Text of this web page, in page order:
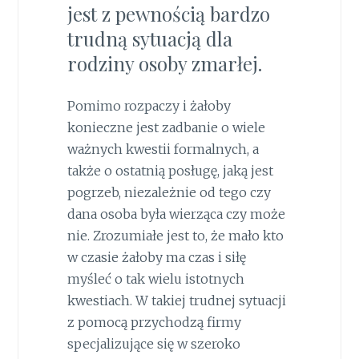
jest z pewnością bardzo
trudną sytuacją dla
rodziny osoby zmarłej.
Pomimo rozpaczy i żałoby
konieczne jest zadbanie o wiele
ważnych kwestii formalnych, a
także o ostatnią posługę, jaką jest
pogrzeb, niezależnie od tego czy
dana osoba była wierząca czy może
nie. Zrozumiałe jest to, że mało kto
w czasie żałoby ma czas i siłę
myśleć o tak wielu istotnych
kwestiach. W takiej trudnej sytuacji
z pomocą przychodzą firmy
specjalizujące się w szeroko